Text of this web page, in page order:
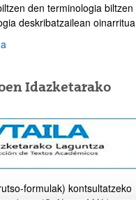
den terminologia biltzen
deskribatzailean
Idazketarako
formulak) kontsultatzeko